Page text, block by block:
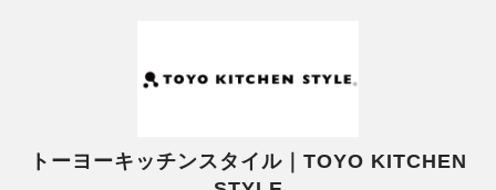
トーヨーキッチンスタイル｜TOYO KITCHEN